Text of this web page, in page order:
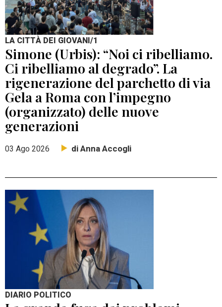
LA CITTÀ DEI GIOVANI/1
Simone (Urbis): “Noi ci ribelliamo.
Ci ribelliamo al degrado”. La
rigenerazione del parchetto di via
Gela a Roma con l’impegno
(organizzato) delle nuove
generazioni
03 Ago 2026 di Anna Accogli
DIARIO POLITICO